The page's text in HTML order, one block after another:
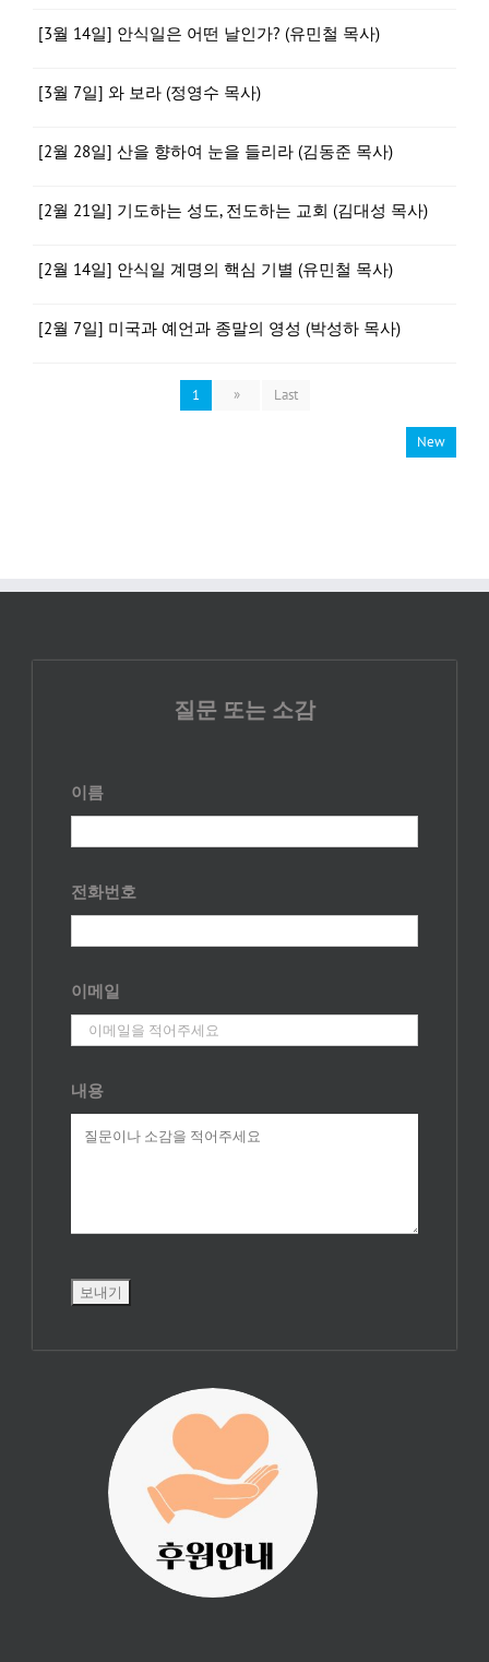
[3월 14일] 안식일은 어떤 날인가? (유민철 목사)
[3월 7일] 와 보라 (정영수 목사)
[2월 28일] 산을 향하여 눈을 들리라 (김동준 목사)
[2월 21일] 기도하는 성도, 전도하는 교회 (김대성 목사)
[2월 14일] 안식일 계명의 핵심 기별 (유민철 목사)
[2월 7일] 미국과 예언과 종말의 영성 (박성하 목사)
1 » Last
New
질문 또는 소감
이름
전화번호
이메일
내용
진리횃불 사역은
여러분의 후원으
로 이루어집니다.